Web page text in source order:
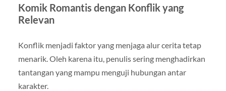
Komik Romantis dengan Konflik yang
Relevan
Konflik menjadi faktor yang menjaga alur cerita tetap
menarik. Oleh karena itu, penulis sering menghadirkan
tantangan yang mampu menguji hubungan antar
karakter.